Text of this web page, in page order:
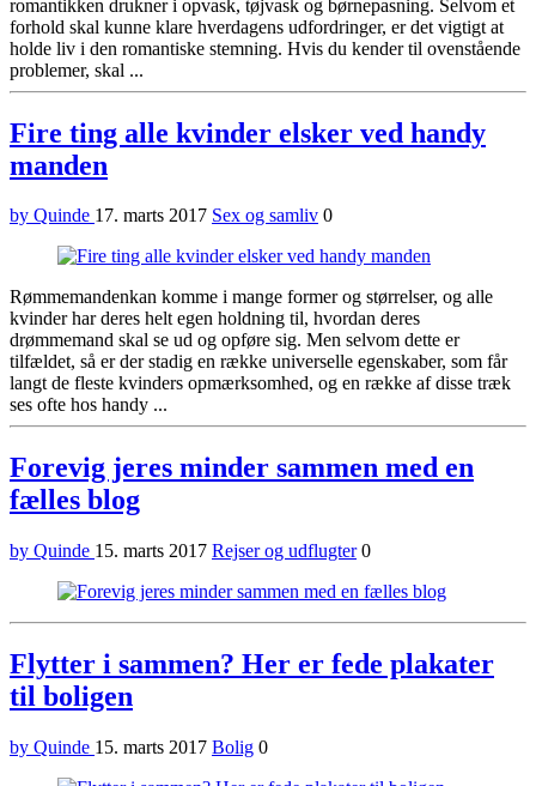
romantikken drukner i opvask, tøjvask og børnepasning. Selvom et
forhold skal kunne klare hverdagens udfordringer, er det vigtigt at
holde liv i den romantiske stemning. Hvis du kender til ovenstående
problemer, skal ...
Fire ting alle kvinder elsker ved handy
manden
by Quinde 17. marts 2017 Sex og samliv 0
Rømmemandenkan komme i mange former og størrelser, og alle
kvinder har deres helt egen holdning til, hvordan deres
drømmemand skal se ud og opføre sig. Men selvom dette er
tilfældet, så er der stadig en række universelle egenskaber, som får
langt de fleste kvinders opmærksomhed, og en række af disse træk
ses ofte hos handy ...
Forevig jeres minder sammen med en
fælles blog
by Quinde 15. marts 2017 Rejser og udflugter 0
Flytter i sammen? Her er fede plakater
til boligen
by Quinde 15. marts 2017 Bolig 0